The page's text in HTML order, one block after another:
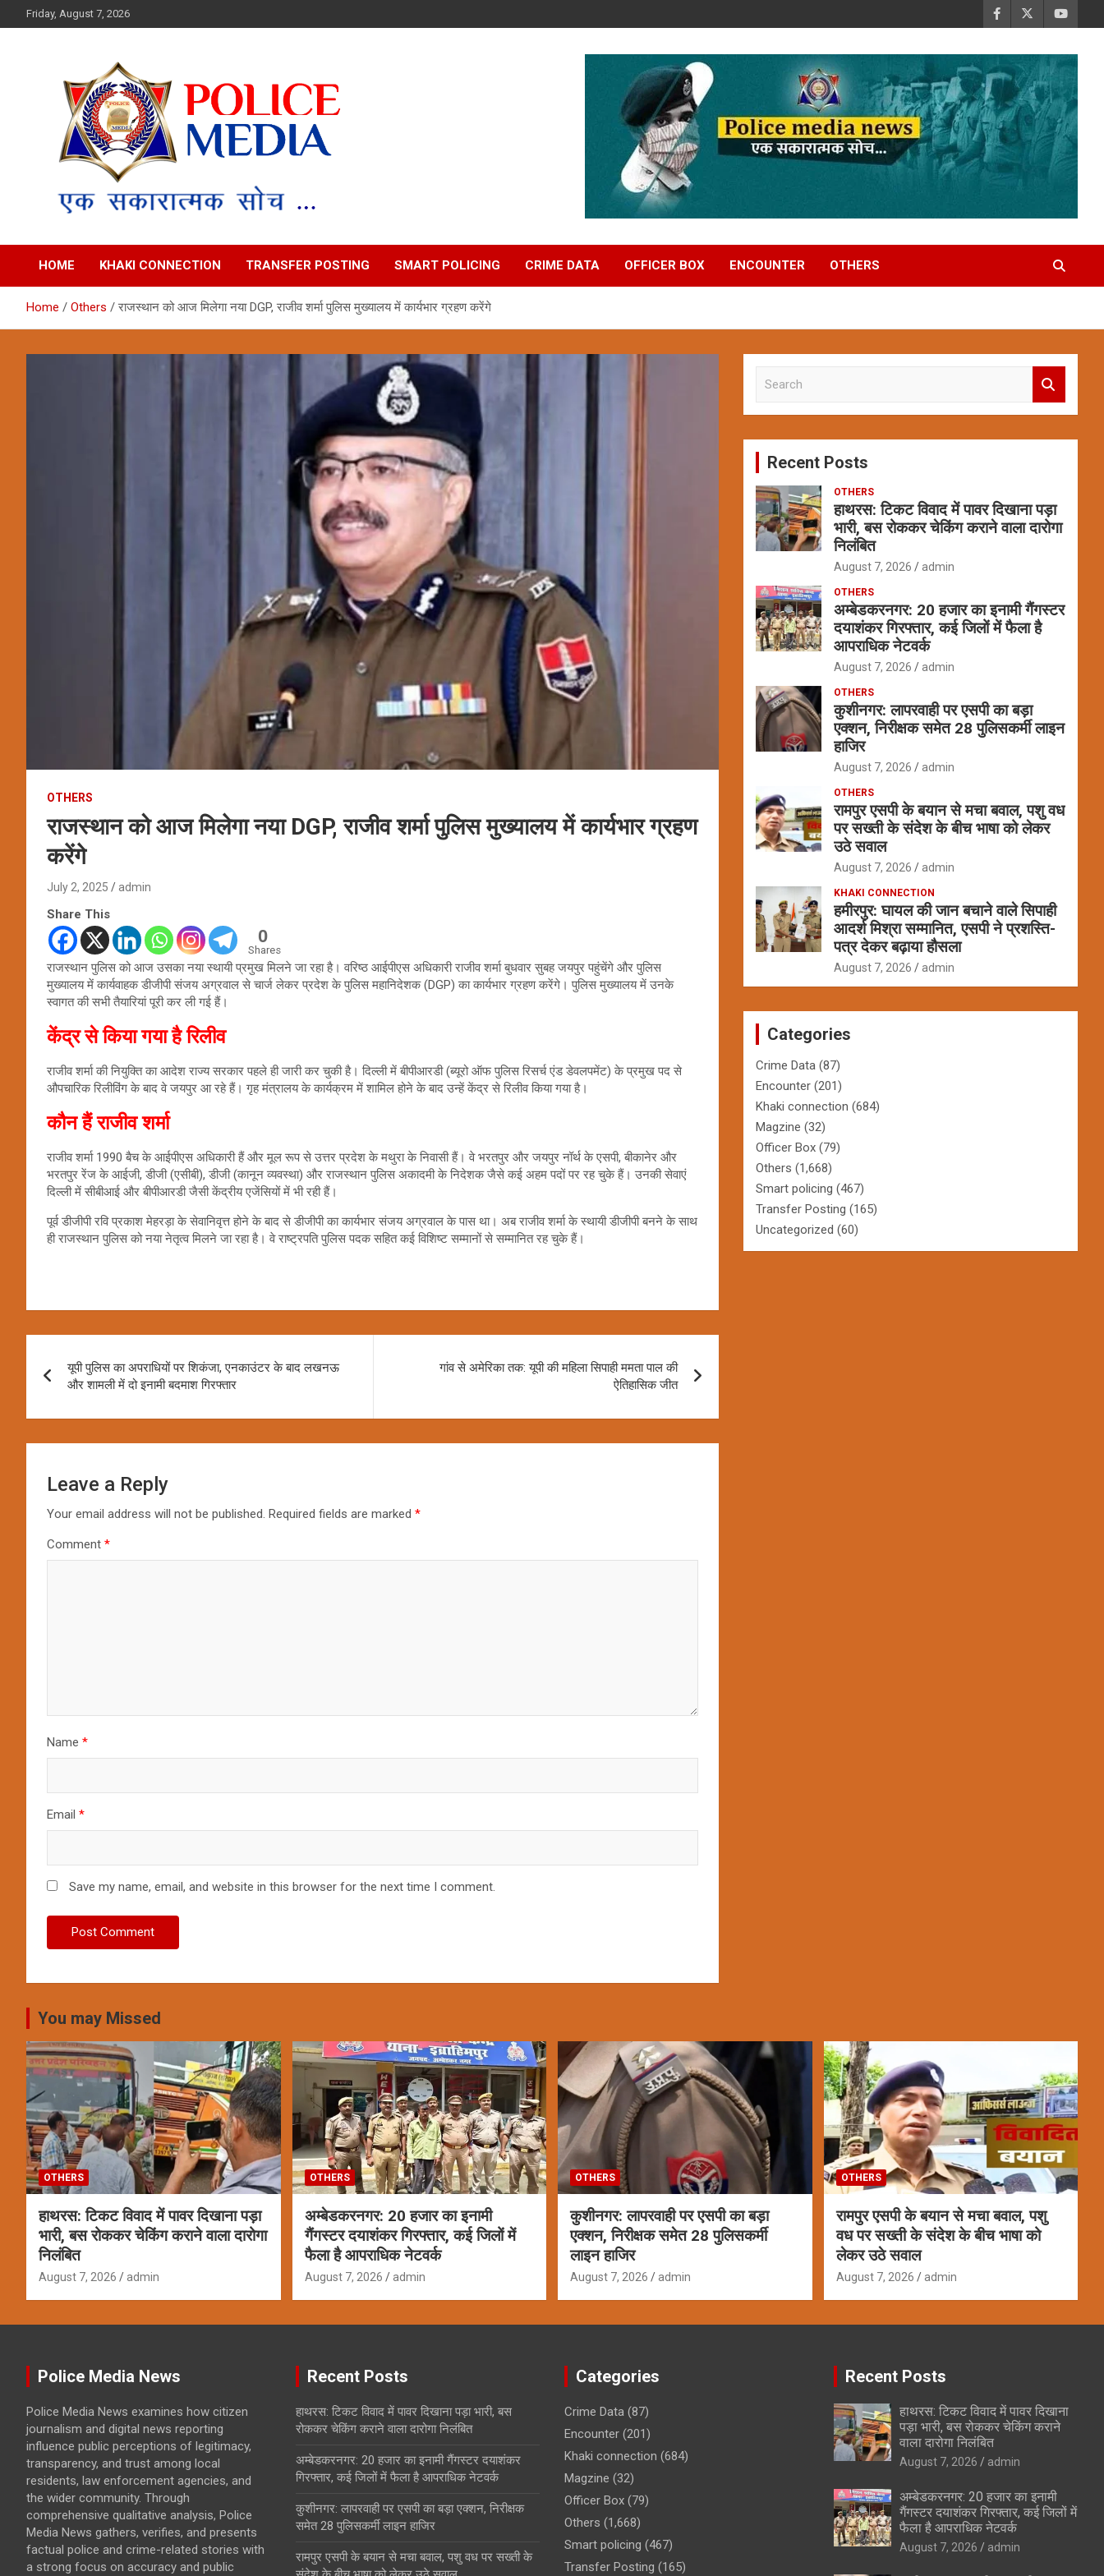
to
Friday, August 7, 2026
Police Media News
HOME KHAKI CONNECTION TRANSFER POSTING SMART POLICING CRIME DATA OFFICER BOX ENCOUNTER OTHERS
Home Others राजस्थान को आज मिलेगा नया DGP, राजीव शर्मा पुलिस मुख्यालय में कार्यभार ग्रहण करेंगे
OTHERS
राजस्थान को आज मिलेगा नया DGP, राजीव शर्मा पुलिस मुख्यालय में कार्यभार ग्रहण
करेंगे
July 2, 2025 admin
Share This
0
Shares
राजस्थान पुलिस को आज उसका नया स्थायी प्रमुख मिलने जा रहा है। वरिष्ठ आईपीएस अधिकारी राजीव शर्मा बुधवार सुबह जयपुर पहुंचेंगे और पुलिस
मुख्यालय में कार्यवाहक डीजीपी संजय अग्रवाल से चार्ज लेकर प्रदेश के पुलिस महानिदेशक (DGP) का कार्यभार ग्रहण करेंगे। पुलिस मुख्यालय में उनके
स्वागत की सभी तैयारियां पूरी कर ली गई हैं।
केंद्र से किया गया है रिलीव
राजीव शर्मा की नियुक्ति का आदेश राज्य सरकार पहले ही जारी कर चुकी है। दिल्ली में बीपीआरडी (ब्यूरो ऑफ पुलिस रिसर्च एंड डेवलपमेंट) के प्रमुख पद से
औपचारिक रिलीविंग के बाद वे जयपुर आ रहे हैं। गृह मंत्रालय के कार्यक्रम में शामिल होने के बाद उन्हें केंद्र से रिलीव किया गया है।
कौन हैं राजीव शर्मा
राजीव शर्मा 1990 बैच के आईपीएस अधिकारी हैं और मूल रूप से उत्तर प्रदेश के मथुरा के निवासी हैं। वे भरतपुर और जयपुर नॉर्थ के एसपी, बीकानेर और
भरतपुर रेंज के आईजी, डीजी (एसीबी), डीजी (कानून व्यवस्था) और राजस्थान पुलिस अकादमी के निदेशक जैसे कई अहम पदों पर रह चुके हैं। उनकी सेवाएं
दिल्ली में सीबीआई और बीपीआरडी जैसी केंद्रीय एजेंसियों में भी रही हैं।
पूर्व डीजीपी रवि प्रकाश मेहरड़ा के सेवानिवृत्त होने के बाद से डीजीपी का कार्यभार संजय अग्रवाल के पास था। अब राजीव शर्मा के स्थायी डीजीपी बनने के साथ
ही राजस्थान पुलिस को नया नेतृत्व मिलने जा रहा है। वे राष्ट्रपति पुलिस पदक सहित कई विशिष्ट सम्मानों से सम्मानित रह चुके हैं।
navigation
यूपी पुलिस का अपराधियों पर शिकंजा, एनकाउंटर के बाद लखनऊ
और शामली में दो इनामी बदमाश गिरफ्तार
गांव से अमेरिका तक: यूपी की महिला सिपाही ममता पाल की
ऐतिहासिक जीत
Leave a Reply
Your email address will not be published. Required fields are marked *
Comment *
Name *
Email *
Save my name, email, and website in this browser for the next time I comment.
c
Recent Posts
OTHERS
हाथरस: टिकट विवाद में पावर दिखाना पड़ा
भारी, बस रोककर चेकिंग कराने वाला दारोगा
निलंबित
August 7, 2026 admin
OTHERS
अम्बेडकरनगर: 20 हजार का इनामी गैंगस्टर
दयाशंकर गिरफ्तार, कई जिलों में फैला है
आपराधिक नेटवर्क
August 7, 2026 admin
OTHERS
कुशीनगर: लापरवाही पर एसपी का बड़ा
एक्शन, निरीक्षक समेत 28 पुलिसकर्मी लाइन
हाजिर
August 7, 2026 admin
OTHERS
रामपुर एसपी के बयान से मचा बवाल, पशु वध
पर सख्ती के संदेश के बीच भाषा को लेकर
उठे सवाल
August 7, 2026 admin
KHAKI CONNECTION
हमीरपुर: घायल की जान बचाने वाले सिपाही
आदर्श मिश्रा सम्मानित, एसपी ने प्रशस्ति-
पत्र देकर बढ़ाया हौसला
August 7, 2026 admin
Categories
Crime Data (87)
Encounter (201)
Khaki connection (684)
Magzine (32)
Officer Box (79)
Others (1,668)
Smart policing (467)
Transfer Posting (165)
Uncategorized (60)
You may Missed
OTHERS
हाथरस: टिकट विवाद में पावर दिखाना पड़ा
भारी, बस रोककर चेकिंग कराने वाला दारोगा
निलंबित
August 7, 2026 admin
OTHERS
अम्बेडकरनगर: 20 हजार का इनामी
गैंगस्टर दयाशंकर गिरफ्तार, कई जिलों में
फैला है आपराधिक नेटवर्क
August 7, 2026 admin
OTHERS
कुशीनगर: लापरवाही पर एसपी का बड़ा
एक्शन, निरीक्षक समेत 28 पुलिसकर्मी
लाइन हाजिर
August 7, 2026 admin
OTHERS
रामपुर एसपी के बयान से मचा बवाल, पशु
वध पर सख्ती के संदेश के बीच भाषा को
लेकर उठे सवाल
August 7, 2026 admin
Police Media News
Police Media News examines how citizen
journalism and digital news reporting
influence public perceptions of legitimacy,
transparency, and trust among local
residents, law enforcement agencies, and
the wider community. Through
comprehensive qualitative analysis, Police
Media News gathers, verifies, and presents
factual police and crime-related stories with
a strong focus on accuracy and public
Recent Posts
हाथरस: टिकट विवाद में पावर दिखाना पड़ा भारी, बस
रोककर चेकिंग कराने वाला दारोगा निलंबित
अम्बेडकरनगर: 20 हजार का इनामी गैंगस्टर दयाशंकर
गिरफ्तार, कई जिलों में फैला है आपराधिक नेटवर्क
कुशीनगर: लापरवाही पर एसपी का बड़ा एक्शन, निरीक्षक
समेत 28 पुलिसकर्मी लाइन हाजिर
रामपुर एसपी के बयान से मचा बवाल, पशु वध पर सख्ती के
Categories
Crime Data (87)
Encounter (201)
Khaki connection (684)
Magzine (32)
Officer Box (79)
Others (1,668)
Smart policing (467)
Transfer Posting (165)
Recent Posts
हाथरस: टिकट विवाद में पावर दिखाना
पड़ा भारी, बस रोककर चेकिंग कराने
वाला दारोगा निलंबित
August 7, 2026 admin
अम्बेडकरनगर: 20 हजार का इनामी
गैंगस्टर दयाशंकर गिरफ्तार, कई जिलों में
फैला है आपराधिक नेटवर्क
August 7, 2026 admin